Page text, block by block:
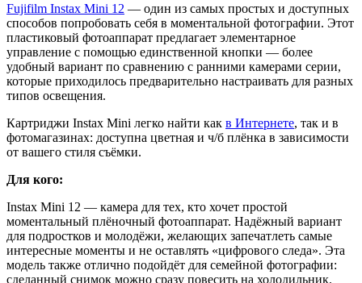
Fujifilm Instax Mini 12 — один из самых простых и доступных
способов попробовать себя в моментальной фотографии. Этот
пластиковый фотоаппарат предлагает элементарное
управление с помощью единственной кнопки — более
удобный вариант по сравнению с ранними камерами серии,
которые приходилось предварительно настраивать для разных
типов освещения.
Картриджи Instax Mini легко найти как в Интернете, так и в
фотомагазинах: доступна цветная и ч/б плёнка в зависимости
от вашего стиля съёмки.
Для кого:
Instax Mini 12 — камера для тех, кто хочет простой
моментальный плёночный фотоаппарат. Надёжный вариант
для подростков и молодёжи, желающих запечатлеть самые
интересные моменты и не оставлять «цифрового следа». Эта
модель также отлично подойдёт для семейной фотографии:
сделанный снимок можно сразу повесить на холодильник.